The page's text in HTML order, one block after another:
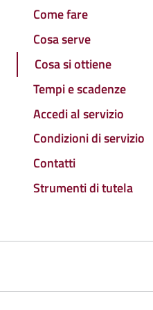
Come fare
Cosa serve
Cosa si ottiene
Tempi e scadenze
Accedi al servizio
Condizioni di servizio
Contatti
Strumenti di tutela